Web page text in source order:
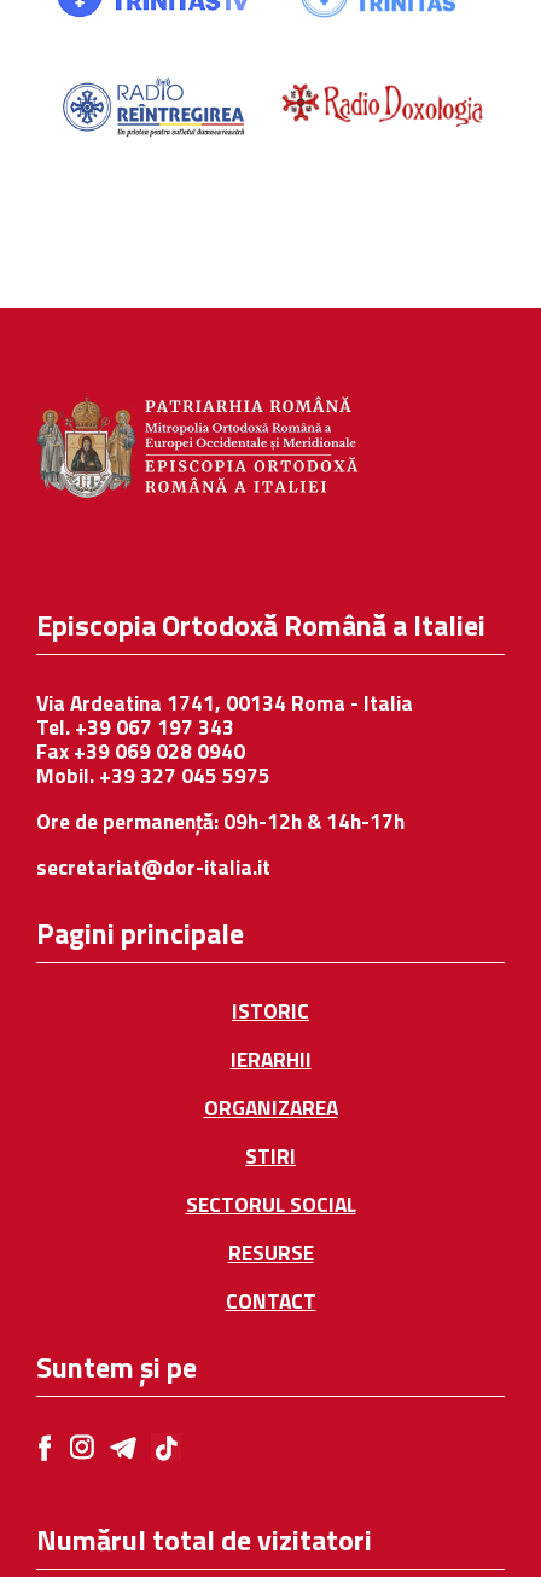
Episcopia Ortodoxă Română a Italiei
Via Ardeatina 1741, 00134 Roma - Italia
Tel. +39 067 197 343
Fax +39 069 028 0940
Mobil. +39 327 045 5975
Ore de permanență: 09h-12h & 14h-17h
secretariat@dor-italia.it
Pagini principale
ISTORIC
IERARHII
ORGANIZAREA
STIRI
SECTORUL SOCIAL
RESURSE
CONTACT
Suntem și pe
Numărul total de vizitatori